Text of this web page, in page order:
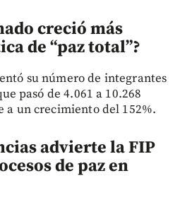
creció más
de “paz total”?
su número de integrantes
pasó de 4.061 a 10.268
a un crecimiento del 152%.
advierte la FIP
de paz en